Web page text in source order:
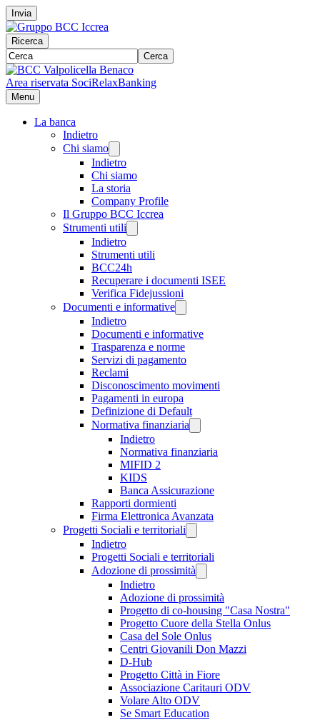
Invia
Ricerca
Cerca
Area riservata SociRelaxBanking
Menu
La banca
Indietro
Chi siamo
Indietro
Chi siamo
La storia
Company Profile
Il Gruppo BCC Iccrea
Strumenti utili
Indietro
Strumenti utili
BCC24h
Recuperare i documenti ISEE
Verifica Fidejussioni
Documenti e informative
Indietro
Documenti e informative
Trasparenza e norme
Servizi di pagamento
Reclami
Disconoscimento movimenti
Pagamenti in europa
Definizione di Default
Normativa finanziaria
Indietro
Normativa finanziaria
MIFID 2
KIDS
Banca Assicurazione
Rapporti dormienti
Firma Elettronica Avanzata
Progetti Sociali e territoriali
Indietro
Progetti Sociali e territoriali
Adozione di prossimità
Indietro
Adozione di prossimità
Progetto di co-housing "Casa Nostra"
Progetto Cuore della Stella Onlus
Casa del Sole Onlus
Centri Giovanili Don Mazzi
D-Hub
Progetto Città in Fiore
Associazione Caritauri ODV
Volare Alto ODV
Se Smart Education